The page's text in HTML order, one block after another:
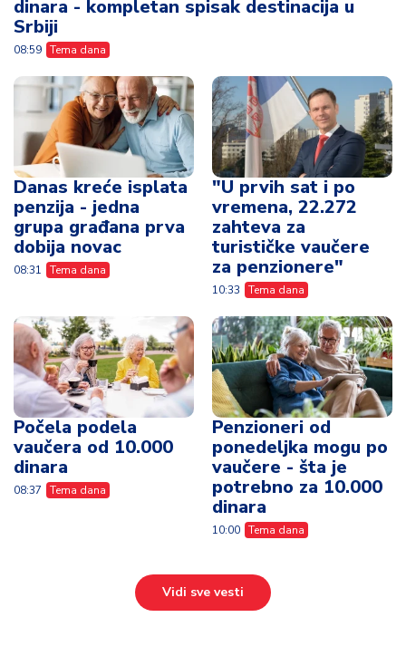
dinara - kompletan spisak destinacija u
Srbiji
08:59 Tema dana
Danas kreće isplata
penzija - jedna
grupa građana prva
dobija novac
08:31 Tema dana
"U prvih sat i po
vremena, 22.272
zahteva za
turističke vaučere
za penzionere"
10:33 Tema dana
Počela podela
vaučera od 10.000
dinara
08:37 Tema dana
Penzioneri od
ponedeljka mogu po
vaučere - šta je
potrebno za 10.000
dinara
10:00 Tema dana
Vidi sve vesti